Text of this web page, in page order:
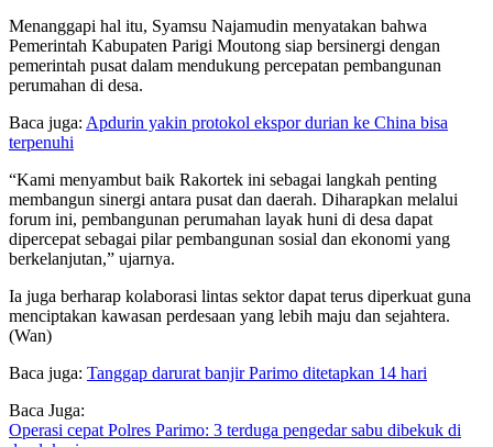
Menanggapi hal itu, Syamsu Najamudin menyatakan bahwa
Pemerintah Kabupaten Parigi Moutong siap bersinergi dengan
pemerintah pusat dalam mendukung percepatan pembangunan
perumahan di desa.
Baca juga: Apdurin yakin protokol ekspor durian ke China bisa
terpenuhi
“Kami menyambut baik Rakortek ini sebagai langkah penting
membangun sinergi antara pusat dan daerah. Diharapkan melalui
forum ini, pembangunan perumahan layak huni di desa dapat
dipercepat sebagai pilar pembangunan sosial dan ekonomi yang
berkelanjutan,” ujarnya.
Ia juga berharap kolaborasi lintas sektor dapat terus diperkuat guna
menciptakan kawasan perdesaan yang lebih maju dan sejahtera.
(Wan)
Baca juga: Tanggap darurat banjir Parimo ditetapkan 14 hari
Baca Juga:
Operasi cepat Polres Parimo: 3 terduga pengedar sabu dibekuk di